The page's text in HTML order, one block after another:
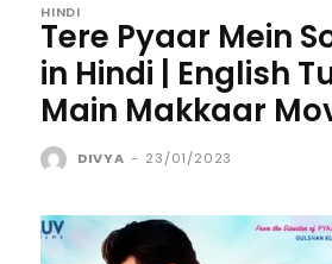
HINDI
Tere Pyaar Mein
in Hindi | English
Main Makkaar
DIVYA - 23/01/2023